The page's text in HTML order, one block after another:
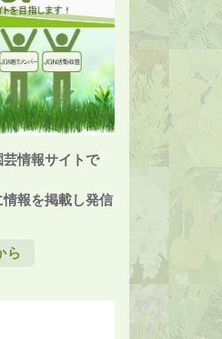
情報サイトで
報を掲載し発信
ら